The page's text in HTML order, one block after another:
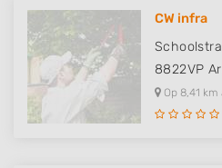
CW infra
8822VP
Op 8,41 km